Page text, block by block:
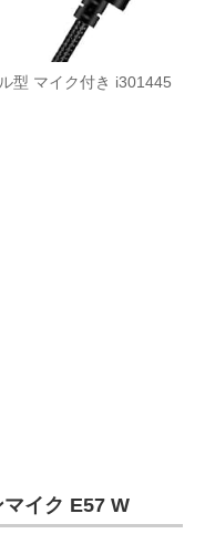
型 マイク付き i301445
イク E57 W